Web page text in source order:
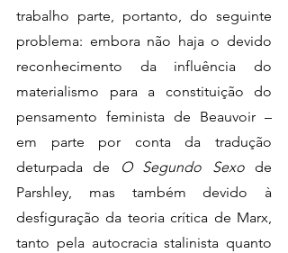
trabalho parte, portanto, do seguinte
problema: embora não haja o devido
reconhecimento da influência do
materialismo para a constituição do
pensamento feminista de Beauvoir –
em parte por conta da tradução
deturpada de
O Segundo Sexo de
Parshley, mas também devido à
desfiguração da teoria crítica de Marx,
tanto pela autocracia stalinista quanto